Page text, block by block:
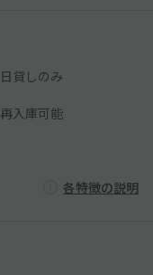
日貸しのみ
再入庫可能
各特徴の説明